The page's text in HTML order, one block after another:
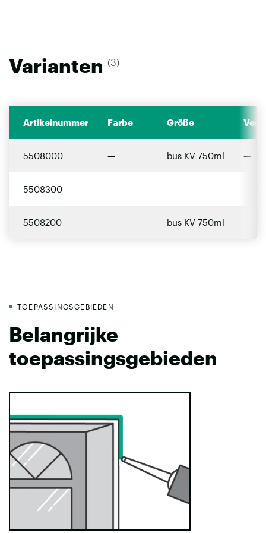
Varianten (3)
Artikelnummer Farbe Größe
5508000 — bus KV 750ml —
5508300 — — —
5508200 — bus KV 750ml —
TOEPASSINGSGEBIEDEN
Belangrijke
toepassingsgebieden